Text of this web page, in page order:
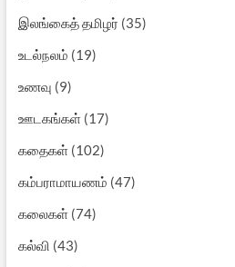
இலங்கைத் தமிழர் (35)
உடல்நலம் (19)
உணவு (9)
ஊடகங்கள்(17)
கதைகள்(102)
கம்பராமாயணம் (47)
கலைகள்(74)
கல்வி (43)